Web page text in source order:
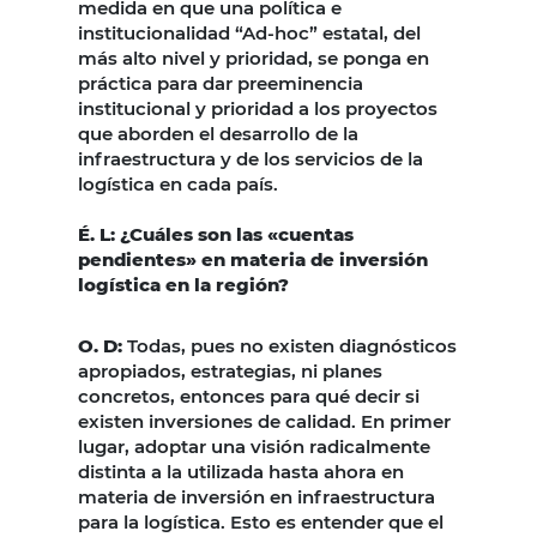
medida en que una política e
institucionalidad “Ad-hoc” estatal, del
más alto nivel y prioridad, se ponga en
práctica para dar preeminencia
institucional y prioridad a los proyectos
que aborden el desarrollo de la
infraestructura y de los servicios de la
logística en cada país.
É. L: ¿Cuáles son las «cuentas
pendientes» en materia de inversión
logística en la región?
O. D: Todas, pues no existen diagnósticos
apropiados, estrategias, ni planes
concretos, entonces para qué decir si
existen inversiones de calidad. En primer
lugar, adoptar una visión radicalmente
distinta a la utilizada hasta ahora en
materia de inversión en infraestructura
para la logística. Esto es entender que el